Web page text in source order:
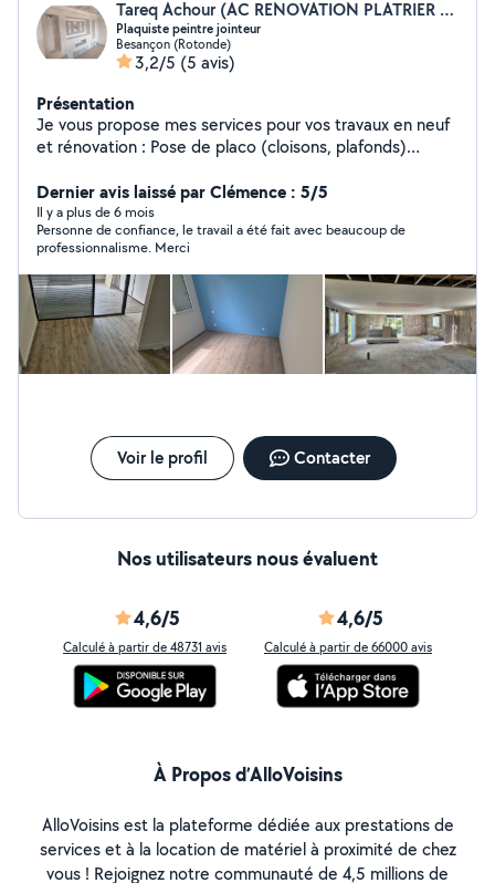
Tareq Achour (AC RENOVATION PLATRIER PEINTRE)
Plaquiste peintre jointeur
Besançon (Rotonde)
3,2/5 (5 avis)
Présentation
Je vous propose mes services pour vos travaux en neuf
et rénovation : Pose de placo (cloisons, plafonds)
sols (parquet, PVC, etc.) Travail soigné Finitions de
qualité Conseils personnalisés selon vos besoins Devis
gratuit Prix raisonnables (selon l'état des surfaces)
Intervention sur Besançon et alentours
Dernier avis laissé par Clémence : 5/5
Il y a plus de 6 mois
Personne de confiance, le travail a été fait avec beaucoup de
professionnalisme. Merci
Voir le profil Contacter
Nos utilisateurs nous évaluent
4,6/5
Calculé à partir de 48731 avis
4,6/5
Calculé à partir de 66000 avis
À Propos d’AlloVoisins
AlloVoisins est la plateforme dédiée aux prestations de
services et à la location de matériel à proximité de chez
vous ! Rejoignez notre communauté de 4,5 millions de